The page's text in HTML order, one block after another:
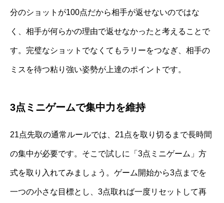
分のショットが100点だから相手が返せないのではな
く、相手が何らかの理由で返せなかったと考えることで
す。完璧なショットでなくてもラリーをつなぎ、相手の
ミスを待つ粘り強い姿勢が上達のポイントです。
3点ミニゲームで集中力を維持
21点先取の通常ルールでは、21点を取り切るまで長時間
の集中が必要です。そこで試しに「3点ミニゲーム」方
式を取り入れてみましょう。ゲーム開始から3点までを
一つの小さな目標とし、3点取れば一度リセットして再